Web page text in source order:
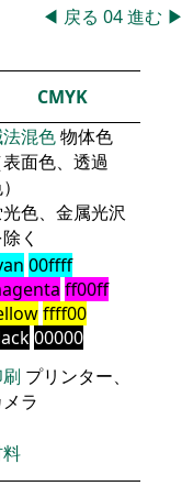
◀ 戻る 04進む ▶
CMYK
混色物体色
表面色、透過
色、金属光沢
く
00ffff
ff00ff
ffff00
00000
プリンター、
ラ